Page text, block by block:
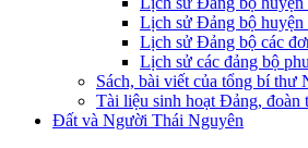
Lịch sử Đảng bộ
Lịch sử Đảng bộ các
Lịch sử các đảng bộ
Sách, bài viết của tổng bí thư
Tài liệu sinh hoạt Đảng, đoàn
Đất và Người Thái Nguyên